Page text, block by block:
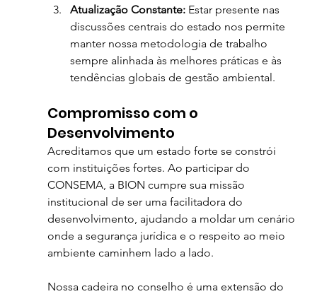
Atualização Constante: Estar presente nas
discussões centrais do estado nos permite
manter nossa metodologia de trabalho
sempre alinhada às melhores práticas e às
tendências globais de gestão ambiental.
Compromisso com o
Desenvolvimento
Acreditamos que um estado forte se constrói
com instituições fortes. Ao participar do
CONSEMA, a BION cumpre sua missão
institucional de ser uma facilitadora do
desenvolvimento, ajudando a moldar um cenário
onde a segurança jurídica e o respeito ao meio
ambiente caminhem lado a lado.
Nossa cadeira no conselho é uma extensão do